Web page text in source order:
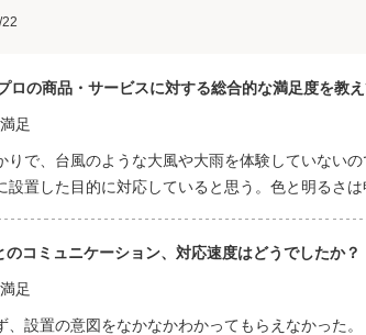
ロの商品・サービスに対する総合的な満足度を教え
足
りで、台風のような大風や大雨を体験していない
設置した目的に対応していると思う。色と明るさ
のコミュニケーション、対応速度はどうでしたか？
足
、設置の意図をなかなかわかってもらえなかった。